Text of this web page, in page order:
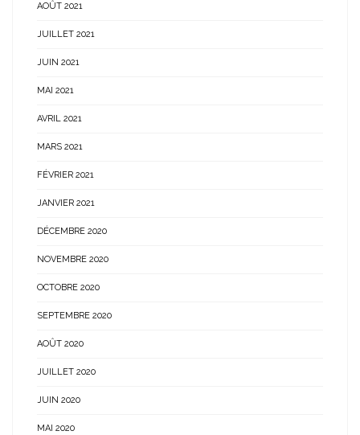
AOÛT 2021
JUILLET 2021
JUIN 2021
MAI 2021
AVRIL 2021
MARS 2021
FÉVRIER 2021
JANVIER 2021
DÉCEMBRE 2020
NOVEMBRE 2020
OCTOBRE 2020
SEPTEMBRE 2020
AOÛT 2020
JUILLET 2020
JUIN 2020
MAI 2020